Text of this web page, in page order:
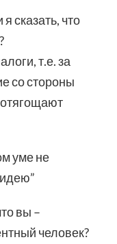
сказать, что
т.е. за
со стороны
отягощают
уме не
вы –
человек?